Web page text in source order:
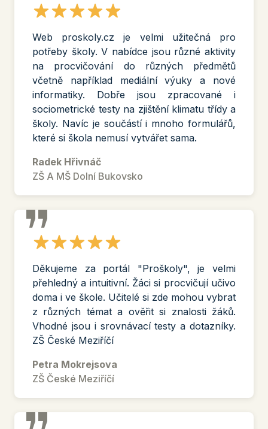
Září 2024
Nové funkce pro učitele a žáky, které rozšiřují
možnosti využití obsahu portálu:
zadávánídomácích úkolů
zadávánítestů v hodině
statistiky tříd
stromový přehled testů
Duben 2024
Připravili jsem další sadu
12 nových testů
, kterou
otevíráme již druhou tematickou oblast nového
pojetí výuky informatiky
programování
výuce podle učebniceZáklady programování
ve Scratch pro 5. ročník základní školy.
Web proskoly.cz je velmi užitečná pro
potřeby školy. V nabídce jsou různé aktivity
na procvičování do různých předmětů
včetně například mediální výuky a nové
informatiky. Dobře jsou zpracované i
sociometrické testy na zjištění klimatu třídy a
školy. Navíc je součástí i mnoho formulářů,
které si škola nemusí vytvářet sama.
Radek Hřivnáč
ZŠ A MŠ Dolní Bukovsko
Děkujeme za portál "Proškoly", je velmi
přehledný a intuitivní. Žáci si procvičují učivo
doma i ve škole. Učitelé si zde mohou vybrat
z různých témat a ověřit si znalosti žáků.
Vhodné jsou i srovnávací testy a dotazníky.
ZŠ České Meziříčí
Petra Mokrejsova
ZŠ České Meziříčí